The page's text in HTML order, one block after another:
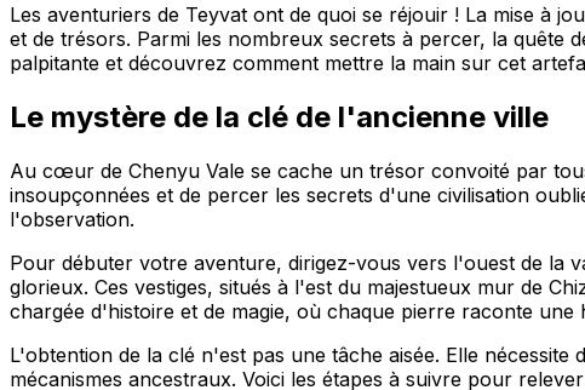
Les aventuriers de Teyvat ont de quoi se réjouir ! La mise à
et de trésors. Parmi les nombreux secrets à percer, la quête
palpitante et découvrez comment mettre la main sur cet
Le mystère de la clé de l'ancienne ville
Au cœur de Chenyu Vale se cache un trésor convoité par
insoupçonnées et de percer les secrets d'une civilisation
l'observation.
Pour débuter votre aventure, dirigez-vous vers l'ouest de la
glorieux. Ces vestiges, situés à l'est du majestueux mur de
chargée d'histoire et de magie, où chaque pierre raconte une
L'obtention de la clé n'est pas une tâche aisée. Elle
mécanismes ancestraux. Voici les étapes à suivre pour